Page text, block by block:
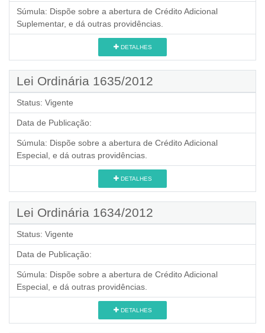
Súmula: Dispõe sobre a abertura de Crédito Adicional
Suplementar, e dá outras providências.
DETALHES
Lei Ordinária 1635/2012
Status: Vigente
Data de Publicação:
Súmula: Dispõe sobre a abertura de Crédito Adicional
Especial, e dá outras providências.
DETALHES
Lei Ordinária 1634/2012
Status: Vigente
Data de Publicação:
Súmula: Dispõe sobre a abertura de Crédito Adicional
Especial, e dá outras providências.
DETALHES